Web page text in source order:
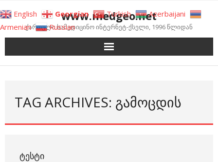
to
content
www.medgeo.net
ქართული სამედიცინო ინტერნეტ-ქსელი, 1996 წლიდან
TAG ARCHIVES: ᲒᲐᲛᲝᲪᲓᲘᲡ
ᲢᲔᲡᲢᲘ
English Georgian Turkish
Azerbaijani
Armenian
Russian